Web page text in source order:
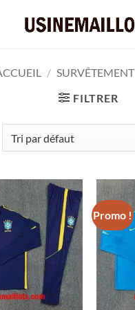
/ SURVÊTEMENT
FILTRER
Promo !